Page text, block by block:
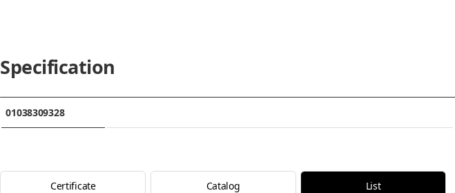
Specification
01038309328
Certificate Catalog List